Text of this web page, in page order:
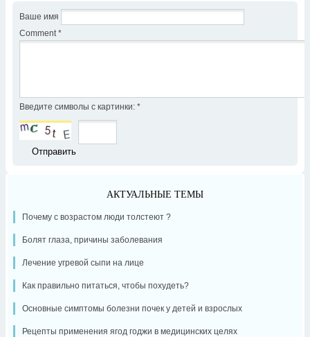
Ваше имя
Comment *
Введите символы с картинки: *
АКТУАЛЬНЫЕ ТЕМЫ
Почему с возрастом люди толстеют ?
Болят глаза, причины заболевания
Лечение угревой сыпи на лице
Как правильно питаться, чтобы похудеть?
Основные симптомы болезни почек у детей и взрослых
Рецепты применения ягод годжи в медицинских целях